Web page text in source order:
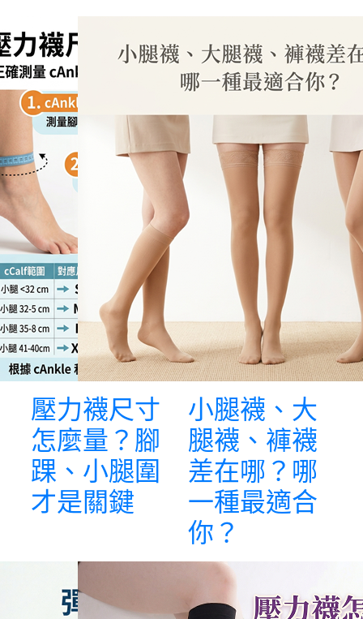
壓力襪尺寸
怎麼量？腳
踝、小腿圍
才是關鍵
小腿襪、大
腿襪、褲襪
差在哪？哪
一種最適合
你？